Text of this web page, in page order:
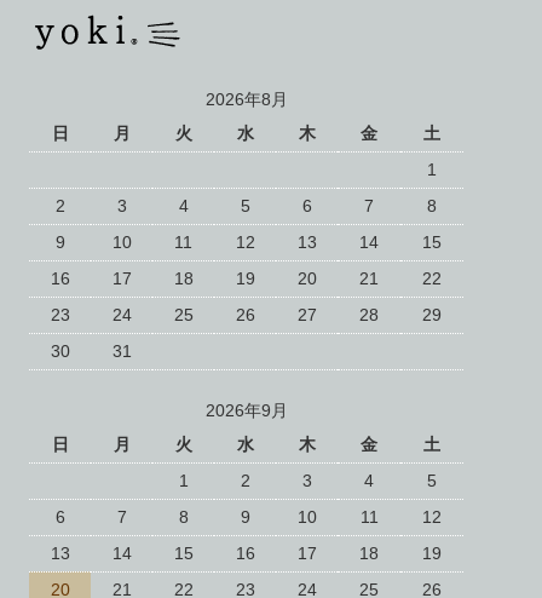
2026年8月
日
月 火 水 木 金
土
1
2
3 4 5 6 7
8
9
10 11 12 13 14
15
16
17 18 19 20 21
22
23
24 25 26 27 28
29
30
31
2026年9月
日
月 火 水 木 金
土
1
2 3 4
5
6
7 8 9 10 11
12
13
14 15 16 17 18
19
20
21 22 23 24 25
26